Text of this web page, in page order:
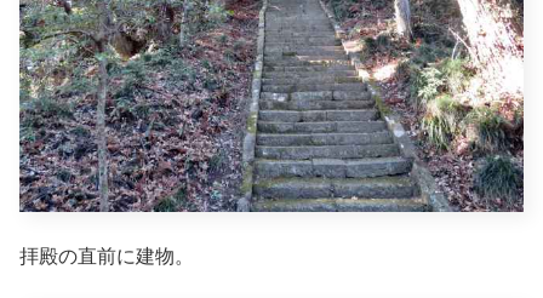
拝殿の直前に建物。